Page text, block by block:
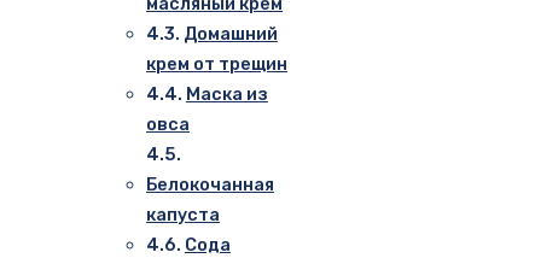
Домашний
крем от трещин
Маска из
овса
Белокочанная
капуста
Сода